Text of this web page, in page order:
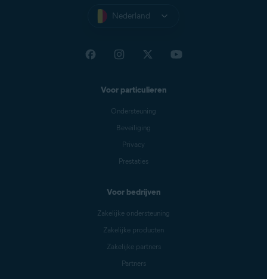
Nederland
Voor particulieren
Ondersteuning
Beveiliging
Privacy
Prestaties
Voor bedrijven
Zakelijke ondersteuning
Zakelijke producten
Zakelijke partners
Partners